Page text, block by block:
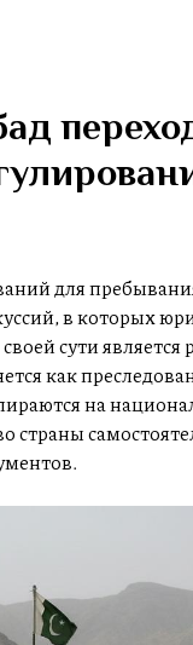
для
в которых
сути является
как
на
страны